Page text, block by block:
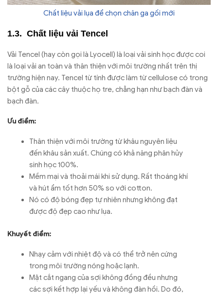
Chất liệu vải lụa để chọn chăn ga gối mới
Chất liệu vải Tencel
Vải Tencel (hay còn gọi là Lyocell) là loại vải sinh học được coi
là loại vải an toàn và thân thiện với môi trường nhất trên thị
trường hiện nay. Tencel từ tính được làm từ cellulose có trong
bột gỗ của các cây thuộc họ tre, chẳng hạn như bạch đàn và
bạch đàn.
Ưu điểm:
Thân thiện với môi trường từ khâu nguyên liệu
đến khâu sản xuất. Chúng có khả năng phân hủy
sinh học 100%.
Mềm mại và thoải mái khi sử dụng. Rất thoáng khí
và hút ẩm tốt hơn 50% so với cotton.
Nó có độ bóng đẹp tự nhiên nhưng không đạt
được độ đẹp cao như lụa.
Khuyết điểm:
Nhạy cảm với nhiệt độ và có thể trở nên cứng
trong môi trường nóng hoặc lạnh.
Mặt cắt ngang của sợi không đồng đều nhưng
các sợi kết hợp lại yếu và không đàn hồi. Do đó,